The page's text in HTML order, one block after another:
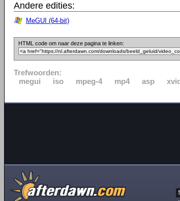
Andere edities:
MeGUI (64-bit)
HTML code om naar deze pagina te linken:
Trefwoorden:
megui
iso mpeg-4 mp4 asp